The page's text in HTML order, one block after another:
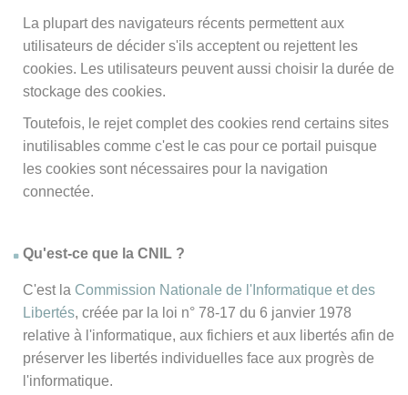
La plupart des navigateurs récents permettent aux
utilisateurs de décider s'ils acceptent ou rejettent les
cookies. Les utilisateurs peuvent aussi choisir la durée de
stockage des cookies.
Toutefois, le rejet complet des cookies rend certains sites
inutilisables comme c'est le cas pour ce portail puisque
les cookies sont nécessaires pour la navigation
connectée.
Qu'est-ce que la CNIL ?
C'est la Commission Nationale de l'Informatique et des
Libertés, créée par la loi n° 78-17 du 6 janvier 1978
relative à l'informatique, aux fichiers et aux libertés afin de
préserver les libertés individuelles face aux progrès de
l'informatique.